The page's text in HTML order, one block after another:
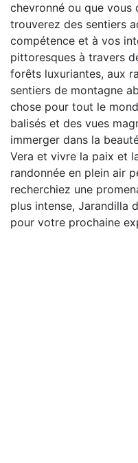
chevronné ou que
trouverez des sentiers
compétence et à vos
pittoresques à travers
forêts luxuriantes, aux
sentiers de montagne
chose pour tout le
balisés et des vues
immerger dans la
Vera et vivre la paix et
randonnée en plein air
recherchiez une
plus intense, Jarandilla
pour votre prochaine